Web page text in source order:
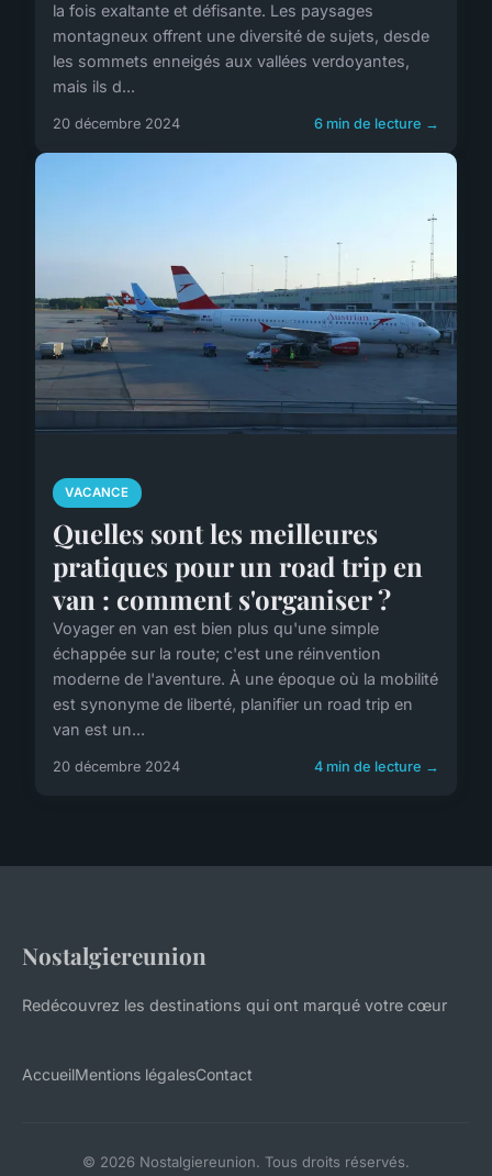
la fois exaltante et défisante. Les paysages
montagneux offrent une diversité de sujets, desde
les sommets enneigés aux vallées verdoyantes,
mais ils d...
20 décembre 2024 6 min de lecture →
VACANCE
Quelles sont les meilleures
pratiques pour un road trip en
van : comment s'organiser ?
Voyager en van est bien plus qu'une simple
échappée sur la route; c'est une réinvention
moderne de l'aventure. À une époque où la mobilité
est synonyme de liberté, planifier un road trip en
van est un...
20 décembre 2024 4 min de lecture →
Nostalgiereunion
Redécouvrez les destinations qui ont marqué votre cœur
AccueilMentions légalesContact
© 2026 Nostalgiereunion. Tous droits réservés.